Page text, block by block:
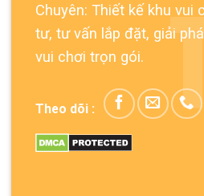
Chuyên: Thiết kế khu vui
tư, tư vấn lắp đặt, giải
vui chơi trọn gói.
Theo dõi :